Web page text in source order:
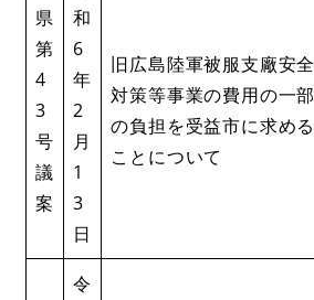
県
第
4
3
号
議
案
和
6
年
2
月
1
3
日
​​旧広島陸軍被服支廠安全
対策等事業の費用の一部
の負担を受益市に求める
ことについて
令